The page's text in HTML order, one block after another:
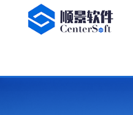
华体会官网登录入口